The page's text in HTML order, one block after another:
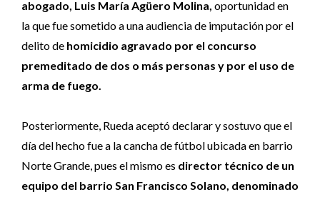
abogado, Luis María Agüero Molina, oportunidad en
la que fue sometido a una audiencia de imputación por el
delito de homicidio agravado por el concurso
premeditado de dos o más personas y por el uso de
arma de fuego.
Posteriormente, Rueda aceptó declarar y sostuvo que el
día del hecho fue a la cancha de fútbol ubicada en barrio
Norte Grande, pues el mismo es director técnico de un
equipo del barrio San Francisco Solano, denominado